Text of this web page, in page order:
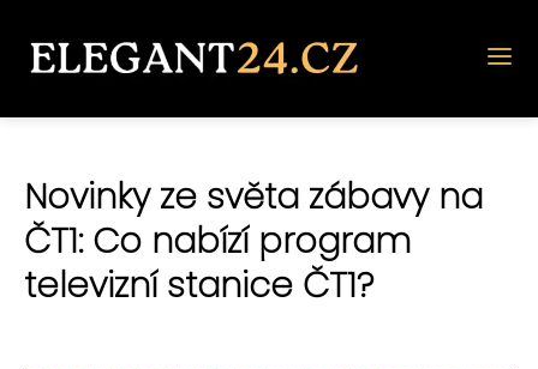
Novinky ze světa zábavy na
ČT1: Co nabízí program
televizní stanice ČT1?